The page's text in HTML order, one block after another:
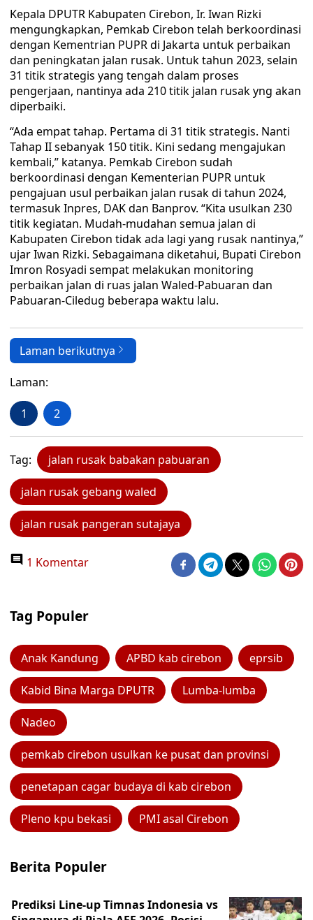
Kepala DPUTR Kabupaten Cirebon, Ir. Iwan Rizki
mengungkapkan, Pemkab Cirebon telah berkoordinasi
dengan Kementrian PUPR di Jakarta untuk perbaikan
dan peningkatan jalan rusak. Untuk tahun 2023, selain
31 titik strategis yang tengah dalam proses
pengerjaan, nantinya ada 210 titik jalan rusak yng akan
diperbaiki.
“Ada empat tahap. Pertama di 31 titik strategis. Nanti
Tahap II sebanyak 150 titik. Kini sedang mengajukan
kembali,” katanya. Pemkab Cirebon sudah
berkoordinasi dengan Kementerian PUPR untuk
pengajuan usul perbaikan jalan rusak di tahun 2024,
termasuk Inpres, DAK dan Banprov. “Kita usulkan 230
titik kegiatan. Mudah-mudahan semua jalan di
Kabupaten Cirebon tidak ada lagi yang rusak nantinya,”
ujar Iwan Rizki. Sebagaimana diketahui, Bupati Cirebon
Imron Rosyadi sempat melakukan monitoring
perbaikan jalan di ruas jalan Waled-Pabuaran dan
Pabuaran-Ciledug beberapa waktu lalu.
Laman berikutnya
Laman:
1 2
Tag: jalan rusak babakan pabuaran
jalan rusak gebang waled
jalan rusak pangeran sutajaya
1 Komentar
Tag Populer
Anak Kandung APBD kab cirebon eprsib
Kabid Bina Marga DPUTR Lumba-lumba
Nadeo
pemkab cirebon usulkan ke pusat dan provinsi
penetapan cagar budaya di kab cirebon
Pleno kpu bekasi PMI asal Cirebon
Berita Populer
Prediksi Line-up Timnas Indonesia vs